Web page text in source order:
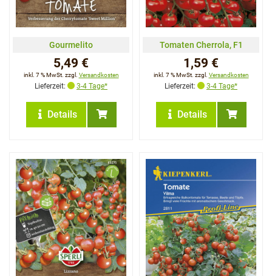
Gourmelito
5,49 €
inkl. 7 % MwSt. zzgl. Versandkosten
Lieferzeit: 3-4 Tage*
Details
Tomaten Cherrola, F1
1,59 €
inkl. 7 % MwSt. zzgl. Versandkosten
Lieferzeit: 3-4 Tage*
Details